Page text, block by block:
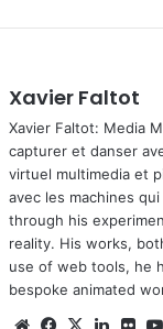
Xavier Faltot
Xavier Faltot: Media
capturer et danser
virtuel multimedia et
avec les machines
through his
reality. His works,
use of web tools, he
bespoke animated
WebsiteFacebook
X